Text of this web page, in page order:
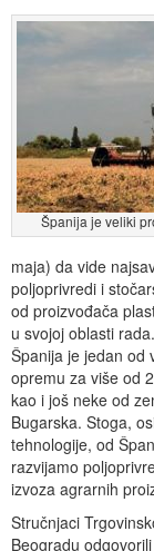
Španija je veliki
maja) da vide
poljoprivredi i
od proizvođača
u svojoj oblasti
Španija je jedan od
opremu za više od
kao i još neke od
Bugarska. Stoga,
tehnologije, od
razvijamo
izvoza agrarnih
Stručnjaci
Beogradu